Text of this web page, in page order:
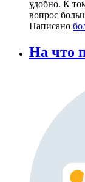
удобно. К
вопрос
Написано
На что